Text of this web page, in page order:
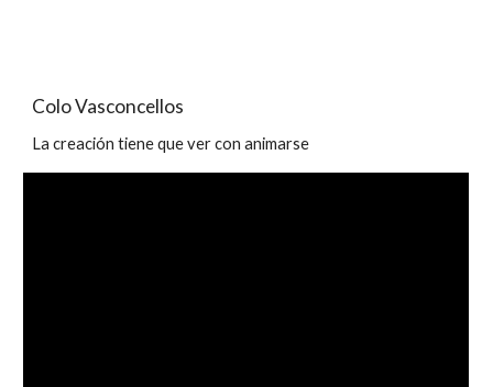
Colo Vasconcellos
La creación tiene que ver con animarse